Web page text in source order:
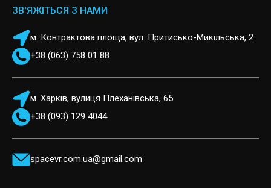
ЗВ'ЯЖІТЬСЯ З НАМИ
м. Контрактова площа, вул. Притисько-Микільська, 2
+38 (063) 758 01 88
м. Харків, вулиця Плеханівська, 65
+38 (093) 129 4044
spacevr.com.ua@gmail.com